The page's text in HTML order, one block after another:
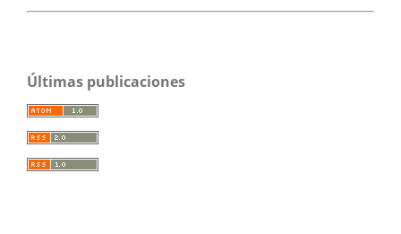
Últimas publicaciones